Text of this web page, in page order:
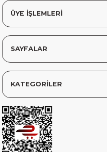
ÜYE İŞLEMLERİ
SAYFALAR
KATEGORİLER